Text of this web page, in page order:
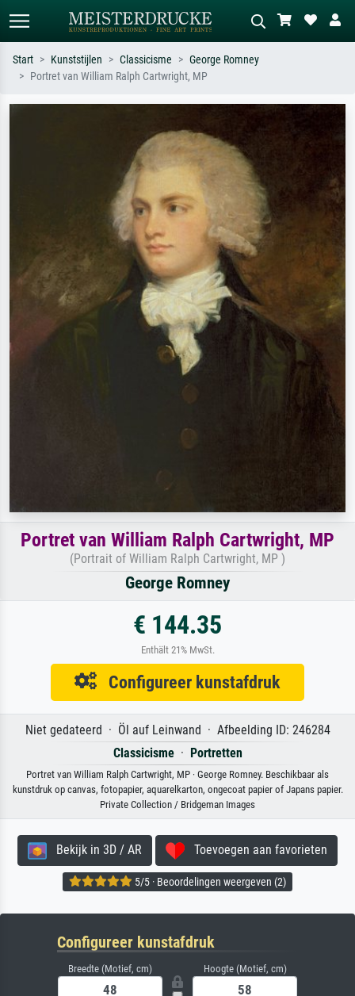
Monet, Sterrennacht, impressionisme,
weide, abstract met veel rood, donker
olieverfschilderij, staand naakt naast
een boom.
Start Kunststijlen Classicisme
George Romney
Portret van William Ralph Cartwright, MP
Portret van William Ralph Cartwright, MP
(Portrait of William Ralph Cartwright, MP )
George Romney
€ 144.35
Enthält 21% MwSt.
Configureer kunstafdruk
Niet gedateerd · Öl auf Leinwand · Afbeelding ID: 246284
Classicisme· Portretten
Portret van William Ralph Cartwright, MP · George Romney. Beschikbaar als
kunstdruk op canvas, fotopapier, aquarelkarton, ongecoat papier of Japans papier.
Private Collection / Bridgeman Images
Bekijk in 3D / AR Toevoegen aan favorieten
5/5 · Beoordelingen weergeven (2)
Configureer kunstafdruk
Breedte (Motief, cm) Hoogte (Motief, cm)